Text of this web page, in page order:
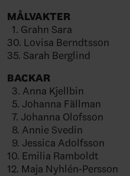
MÅLVAKTER
1. Grahn Sara
30. Lovisa Berndtsson
35. Sarah Berglind
BACKAR
3. Anna Kjellbin
5. Johanna Fällman
7. Johanna Olofsson
8. Annie Svedin
9. Jessica Adolfsson
10. Emilia Ramboldt
12. Maja Nyhlén-Persson